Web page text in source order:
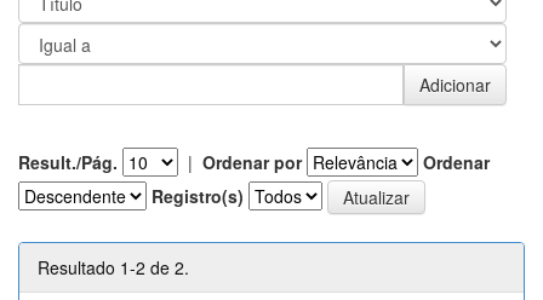
Result./Pág. | Ordenar por
Ordenar
Registro(s)
Resultado 1-2 de 2.